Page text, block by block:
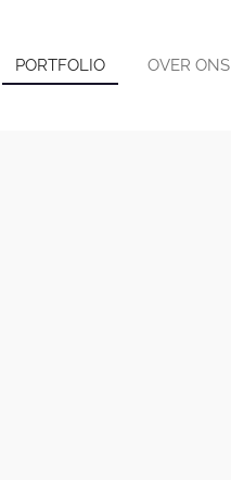
PORTFOLIO OVER ONS